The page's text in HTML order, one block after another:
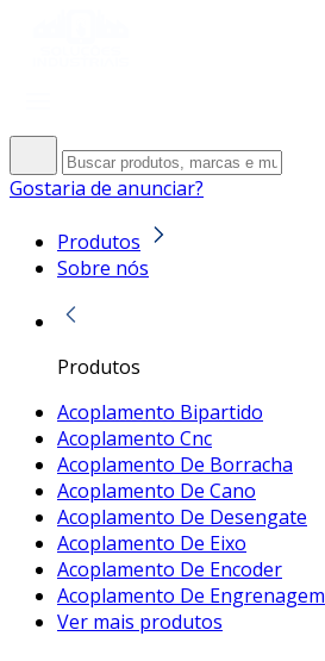
Gostaria de anunciar?
Produtos
Sobre nós
Produtos
Acoplamento Bipartido
Acoplamento Cnc
Acoplamento De Borracha
Acoplamento De Cano
Acoplamento De Desengate
Acoplamento De Eixo
Acoplamento De Encoder
Acoplamento De Engrenagem
Ver mais produtos